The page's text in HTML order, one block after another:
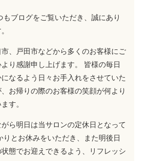
もブログをご覧いただき、誠にあり
、戸田市などから多くのお客様にご
り感謝申し上げます。 皆様の毎日
なるよう日々お手入れをさせていた
お帰りの際のお客様の笑顔が何より
す。
ら明日は当サロンの定休日となって
りとお休みをいただき、また明後日
態でお迎えできるよう、リフレッシ